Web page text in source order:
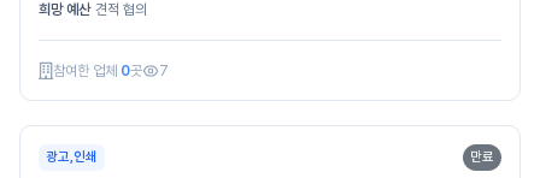
희망 예산 견적 협의
참여한 업체 0곳 7
광고,인쇄 만료